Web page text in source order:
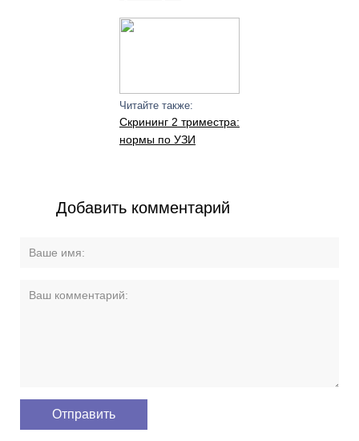
Читайте также:
Скрининг 2 триместра:
нормы по УЗИ
Добавить комментарий